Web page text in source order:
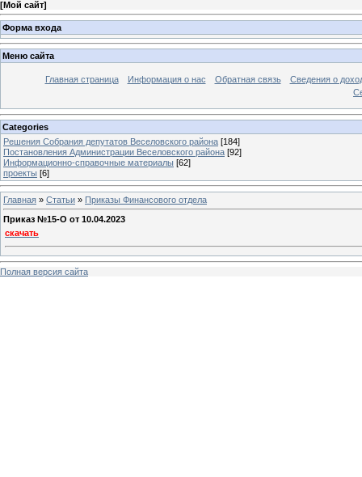
[Мой сайт]
Форма входа
Меню сайта
Главная страница Информация о нас Обратная связь
Сведения о
Categories
Решения Собрания депутатов Веселовского района [184]
Постановления Администрации Веселовского района [92]
Информационно-справочные материалы [62]
проекты [6]
Главная » Статьи » Приказы Финансового отдела
Приказ №15-O от 10.04.2023
скачать
Полная версия сайта